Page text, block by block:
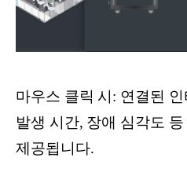
마우스 클릭 시: 연결된
발생 시간, 장애 심각도
제공됩니다.